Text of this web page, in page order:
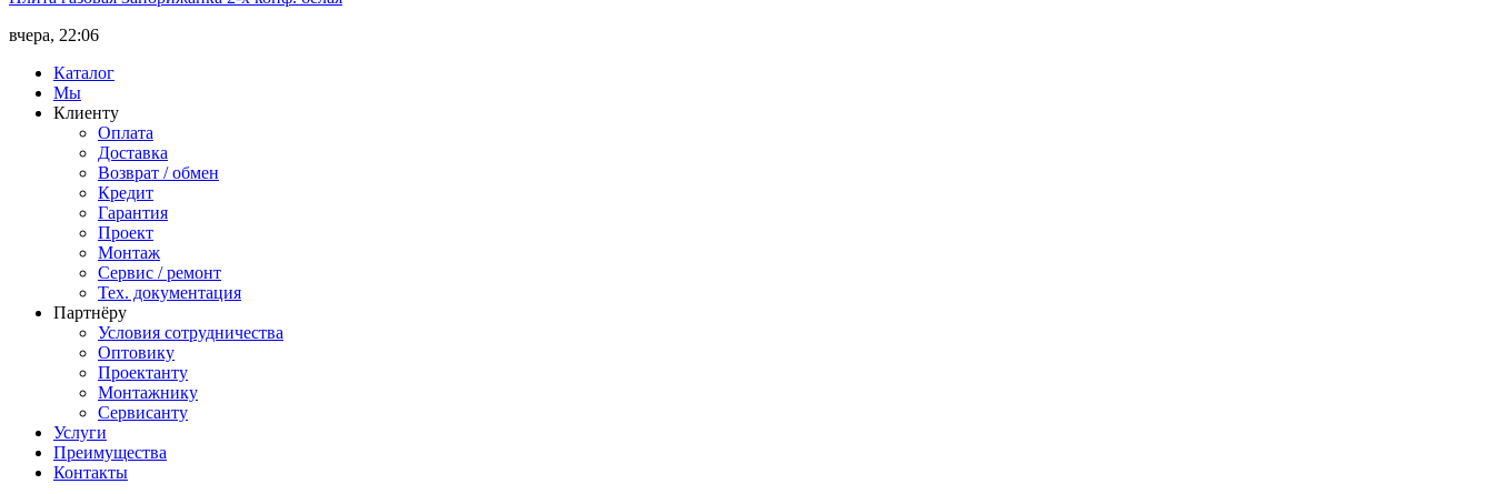
вчера, 22:06
Каталог
Мы
Клиенту
Оплата
Доставка
Возврат / обмен
Кредит
Гарантия
Проект
Монтаж
Сервис / ремонт
Тех. документация
Партнёру
Условия сотрудничества
Оптовику
Проектанту
Монтажнику
Сервисанту
Услуги
Преимущества
Контакты